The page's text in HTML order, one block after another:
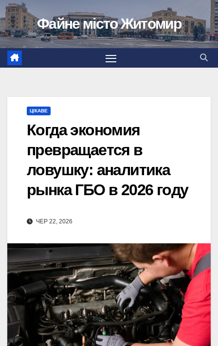
Перейти
до
вмісту
Файне місто Житомир
ЦІКАВЕ
Когда экономия
превращается в
ловушку: аналитика
рынка ГБО в 2026 году
ЧЕР 22, 2026